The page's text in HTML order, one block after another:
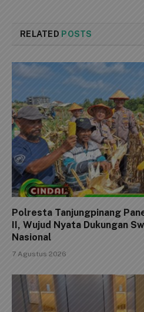
RELATED POSTS
Polresta Tanjungpinang
II, Wujud Nyata Dukungan
Nasional
7 Agustus 2026